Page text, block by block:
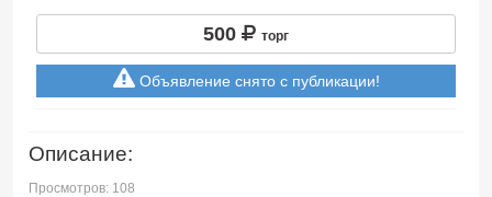
500 торг
Объявление снято с публикации!
Описание:
Просмотров: 108